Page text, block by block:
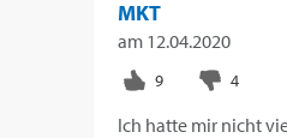
MKT
am 12.04.2020
Ich hatte mir nicht